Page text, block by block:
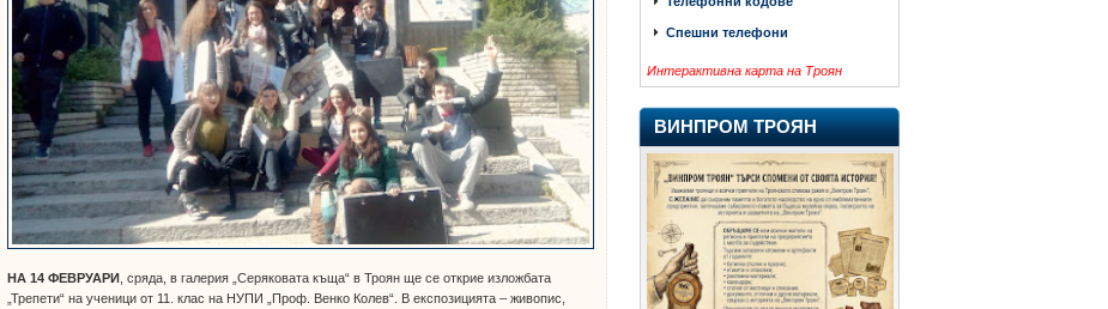
НА 14 ФЕВРУАРИ , сряда, в галерия „Серяковата къща“ в Троян ще се открие изложбата
„Трепети“ на ученици от 11. клас на НУПИ „Проф. Венко Колев“. В експозицията – живопис,
Спешни телефони
Интерактивна карта на Троян
ВИНПРОМ ТРОЯН